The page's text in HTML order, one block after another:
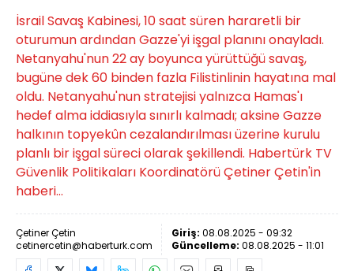
İsrail Savaş Kabinesi, 10 saat süren hararetli bir
oturumun ardından Gazze'yi işgal planını onayladı.
Netanyahu'nun 22 ay boyunca yürüttüğü savaş,
bugüne dek 60 binden fazla Filistinlinin hayatına mal
oldu. Netanyahu'nun stratejisi yalnızca Hamas'ı
hedef alma iddiasıyla sınırlı kalmadı; aksine Gazze
halkının topyekûn cezalandırılması üzerine kurulu
planlı bir işgal süreci olarak şekillendi. Habertürk TV
Güvenlik Politikaları Koordinatörü Çetiner Çetin'in
haberi...
Çetiner Çetin
cetinercetin@haberturk.com
Giriş: 08.08.2025 - 09:32
Güncelleme: 08.08.2025 - 11:01